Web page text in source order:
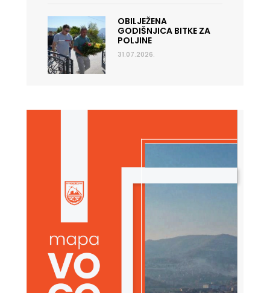
OBILJEŽENA
GODIŠNJICA BITKE ZA
POLJINE
31.07.2026.